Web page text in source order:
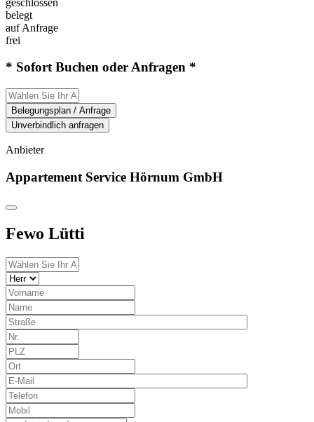
belegt
auf Anfrage
frei
* Sofort Buchen oder Anfragen *
Belegungsplan / Anfrage
Unverbindlich anfragen
Anbieter
Appartement Service Hörnum GmbH
Fewo Lütti